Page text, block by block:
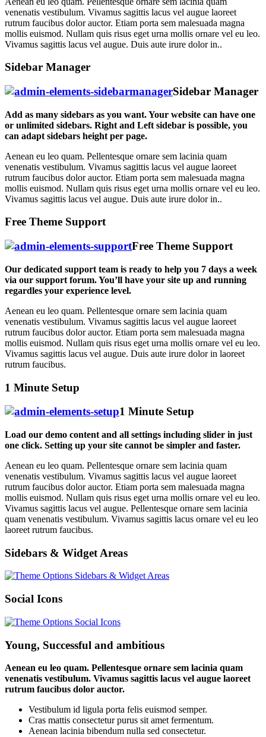
venenatis vestibulum. Vivamus sagittis lacus vel augue laoreet
rutrum faucibus dolor auctor. Etiam porta sem malesuada magna
mollis euismod. Nullam quis risus eget urna mollis ornare vel eu leo.
Vivamus sagittis lacus vel augue. Duis aute irure dolor in..
Sidebar Manager
Sidebar Manager
Add as many sidebars as you want. Your website can have one
or unlimited sidebars. Right and Left sidebar is possible, you
can adapt sidebars height per page.
Aenean eu leo quam. Pellentesque ornare sem lacinia quam
venenatis vestibulum. Vivamus sagittis lacus vel augue laoreet
rutrum faucibus dolor auctor. Etiam porta sem malesuada magna
mollis euismod. Nullam quis risus eget urna mollis ornare vel eu leo.
Vivamus sagittis lacus vel augue. Duis aute irure dolor in..
Free Theme Support
Free Theme Support
Our dedicated support team is ready to help you 7 days a week
via our support forum. You’ll have your site up and running
regardles your experience level.
Aenean eu leo quam. Pellentesque ornare sem lacinia quam
venenatis vestibulum. Vivamus sagittis lacus vel augue laoreet
rutrum faucibus dolor auctor. Etiam porta sem malesuada magna
mollis euismod. Nullam quis risus eget urna mollis ornare vel eu leo.
Vivamus sagittis lacus vel augue. Duis aute irure dolor in laoreet
rutrum faucibus.
1 Minute Setup
1 Minute Setup
Load our demo content and all settings including slider in just
one click. Setting up your site cannot be simpler and faster.
Aenean eu leo quam. Pellentesque ornare sem lacinia quam
venenatis vestibulum. Vivamus sagittis lacus vel augue laoreet
rutrum faucibus dolor auctor. Etiam porta sem malesuada magna
mollis euismod. Nullam quis risus eget urna mollis ornare vel eu leo.
Vivamus sagittis lacus vel augue. Pellentesque ornare sem lacinia
quam venenatis vestibulum. Vivamus sagittis lacus ornare vel eu leo
laoreet rutrum faucibus.
Sidebars & Widget Areas
Social Icons
Young, Successful and ambitious
Aenean eu leo quam. Pellentesque ornare sem lacinia quam
venenatis vestibulum. Vivamus sagittis lacus vel augue laoreet
rutrum faucibus dolor auctor.
Vestibulum id ligula porta felis euismod semper.
Cras mattis consectetur purus sit amet fermentum.
Aenean lacinia bibendum nulla sed consectetur.